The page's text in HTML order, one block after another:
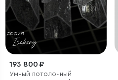
193 800 ₽
Умный потолочный